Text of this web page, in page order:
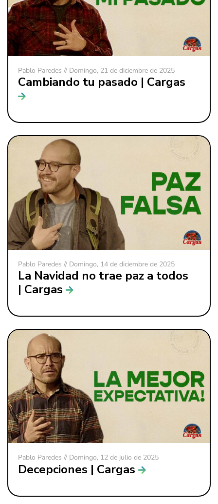
Pablo Paredes // Domingo, 21 de diciembre de 2025
Cambiando tu pasado | Cargas
Pablo Paredes // Domingo, 14 de diciembre de 2025
La Navidad no trae paz a todos
| Cargas
Pablo Paredes // Domingo, 12 de julio de 2025
Decepciones | Cargas